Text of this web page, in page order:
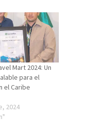
Mart 2024: Un
para el
el Caribe
2024